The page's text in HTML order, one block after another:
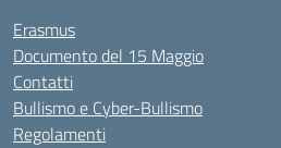
Erasmus
Documento del 15 Maggio
Contatti
Bullismo e Cyber-Bullismo
Regolamenti